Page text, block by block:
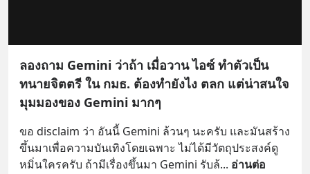
ลองถาม Gemini ว่าถ้า เมื่อวาน ไอซ์ ทำตัวเป็น
ทนายจิตตรี ใน กมธ. ต้องทำยังไง ตลก แต่น่าสนใจ
มุมมองของ Gemini มากๆ
ขอ disclaim ว่า อันนี้ Gemini ล้วนๆ นะครับ และมันสร้าง
ขึ้นมาเพื่อความบันเทิงโดยเฉพาะ ไม่ได้มีวัตถุประสงค์ดู
หมิ่นใครครับ ถ้ามีเรื่องขึ้นมา Gemini รับล้... อ่านต่อ